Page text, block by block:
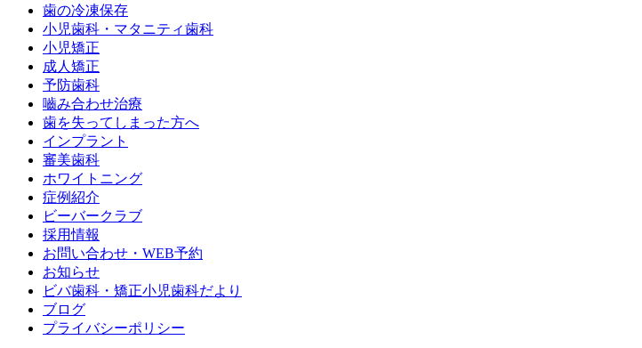
歯の冷凍保存
小児歯科・マタニティ歯科
小児矯正
成人矯正
予防歯科
嚙み合わせ治療
歯を失ってしまった方へ
インプラント
審美歯科
ホワイトニング
症例紹介
ビーバークラブ
採用情報
お問い合わせ・WEB予約
お知らせ
ビバ歯科・矯正小児歯科だより
ブログ
プライバシーポリシー